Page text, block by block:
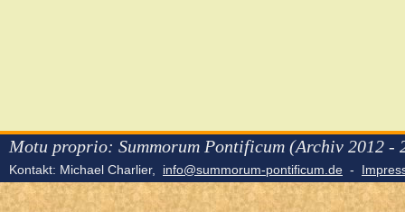
Motu proprio: Summorum Pontificum (Archiv 2012 -
Kontakt: Michael Charlier, info@summorum-pontificum.de -